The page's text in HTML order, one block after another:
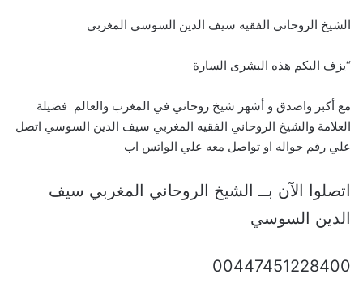
الشيخ الروحاني الفقيه سيف الدين السوسي المغربي
“يزف اليكم هذه البشرى السارة
مع أكبر واصدق و أشهر شيخ روحاني في المغرب والعالم فضيلة
العلامة والشيخ الروحاني الفقيه المغربي سيف الدين السوسي اتصل
علي رقم جواله او تواصل معه علي الواتس اب
اتصلوا الآن بــ الشيخ الروحاني المغربي سيف
الدين السوسي
00447451228400